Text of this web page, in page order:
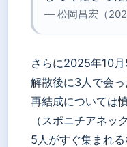
— 松岡昌宏（
さらに2025年10月
解散後に3人で会っ
再結成については
（スポニチアネッ
5人がすぐ集まれ